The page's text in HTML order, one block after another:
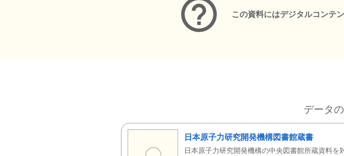
この資料にはデジタルコンテ
データ
日本原子力研究開発機構図書館蔵書
日本原子力研究開発機構の中央図書館所蔵資料を